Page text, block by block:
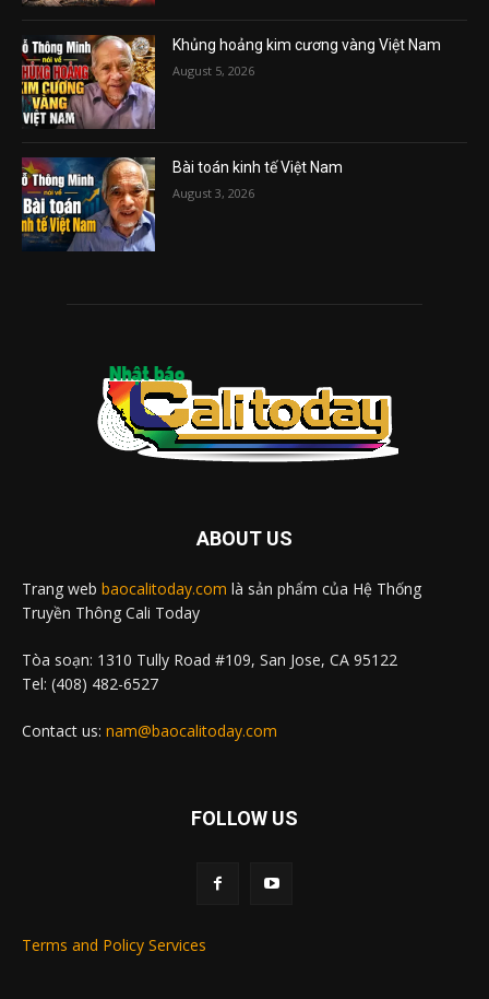
Khủng hoảng kim cương vàng Việt Nam
August 5, 2026
Bài toán kinh tế Việt Nam
August 3, 2026
ABOUT US
Trang web baocalitoday.com là sản phẩm của Hệ Thống
Truyền Thông Cali Today
Tòa soạn: 1310 Tully Road #109, San Jose, CA 95122
Tel: (408) 482-6527
Contact us: nam@baocalitoday.com
FOLLOW US
Terms and Policy Services